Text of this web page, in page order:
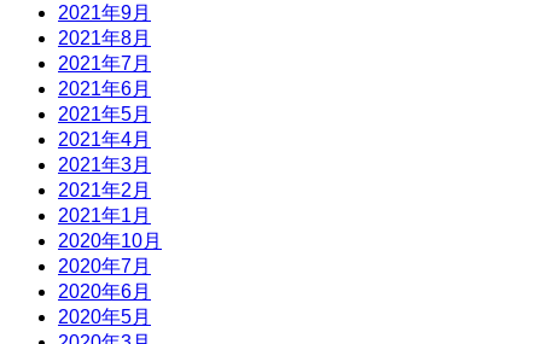
2021年9月
2021年8月
2021年7月
2021年6月
2021年5月
2021年4月
2021年3月
2021年2月
2021年1月
2020年10月
2020年7月
2020年6月
2020年5月